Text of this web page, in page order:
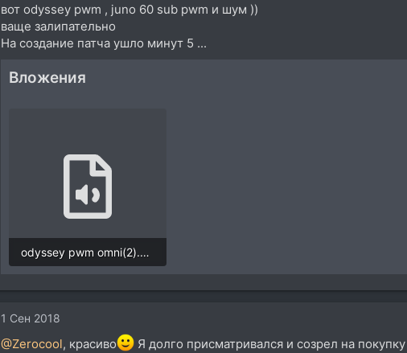
вот odyssey pwm , juno 60 sub pwm и шум ))
ваще залипательно
На создание патча ушло минут 5 ...
Вложения
odyssey pwm omni(2).wav
1 Сен 2018
@Zerocool, красиво Я долго присматривался и созрел на